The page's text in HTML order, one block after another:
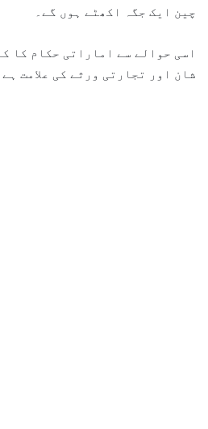
چین ایک جگہ اکھٹے ہوں گے۔
اسی حوالے سے اماراتی حکام کا
شان اور تجارتی ورثے کی علامت